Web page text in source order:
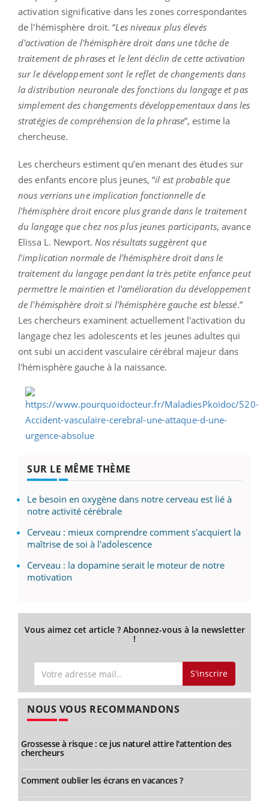
activation significative dans les zones correspondantes
de l'hémisphère droit. “Les niveaux plus élevés
d'activation de l'hémisphère droit dans une tâche de
traitement de phrases et le lent déclin de cette activation
sur le développement sont le reflet de changements dans
la distribution neuronale des fonctions du langage et pas
simplement des changements développementaux dans les
stratégies de compréhension de la phrase”, estime la
chercheuse.
Les chercheurs estiment qu’en menant des études sur
des enfants encore plus jeunes, “il est probable que
nous verrions une implication fonctionnelle de
l'hémisphère droit encore plus grande dans le traitement
du langage que chez nos plus jeunes participants, avance
Elissa L. Newport. Nos résultats suggèrent que
l'implication normale de l'hémisphère droit dans le
traitement du langage pendant la très petite enfance peut
permettre le maintien et l'amélioration du développement
de l'hémisphère droit si l'hémisphère gauche est blessé.”
Les chercheurs examinent actuellement l'activation du
langage chez les adolescents et les jeunes adultes qui
ont subi un accident vasculaire cérébral majeur dans
l'hémisphère gauche à la naissance.
SUR LE MÊME THÈME
Le besoin en oxygène dans notre cerveau est lié à
notre activité cérébrale
Cerveau : mieux comprendre comment s'acquiert la
maîtrise de soi à l'adolescence
Cerveau : la dopamine serait le moteur de notre
motivation
Vous aimez cet article ? Abonnez-vous à la newsletter
!
S'inscrire
NOUS VOUS RECOMMANDONS
Grossesse à risque : ce jus naturel attire l'attention des
chercheurs
Comment oublier les écrans en vacances ?